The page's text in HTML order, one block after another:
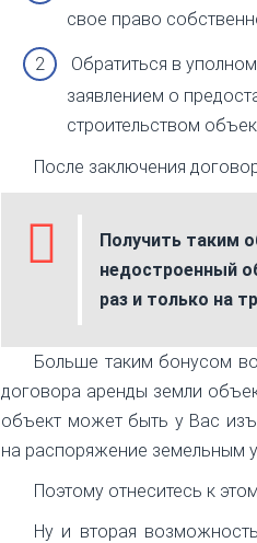
свое право
Обратиться в
заявлением о
строительством
После заключения
Получить таким
недостроенный
раз и только на
Больше таким бонусом
договора аренды земли
объект может быть у Вас
на распоряжение земельным
Поэтому отнеситесь к
Ну и вторая